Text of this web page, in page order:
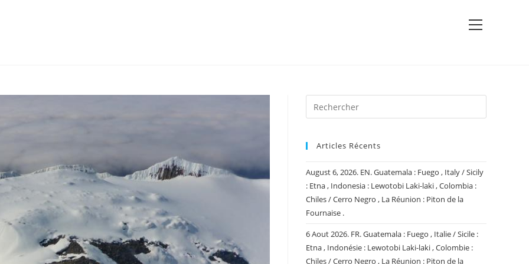
View
Articles Récents
August 6, 2026. EN. Guatemala : Fuego , Italy / Sicily
: Etna , Indonesia : Lewotobi Laki-laki , Colombia :
Chiles / Cerro Negro , La Réunion : Piton de la
Fournaise .
6 Aout 2026. FR. Guatemala : Fuego , Italie / Sicile :
Etna , Indonésie : Lewotobi Laki-laki , Colombie :
Chiles / Cerro Negro , La Réunion : Piton de la